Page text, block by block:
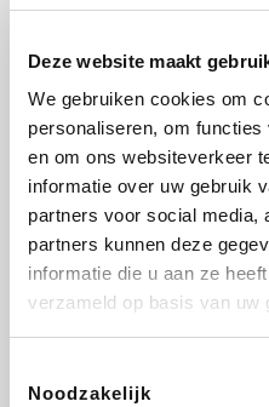
Deze website maakt
We gebruiken cookies om
personaliseren, om
en om ons websiteverkeer
informatie over uw gebruik
partners voor social media,
partners kunnen deze
informatie die u aan ze
verzameld op basis van uw
Noodzakelijk
Weekendesk Sarenza